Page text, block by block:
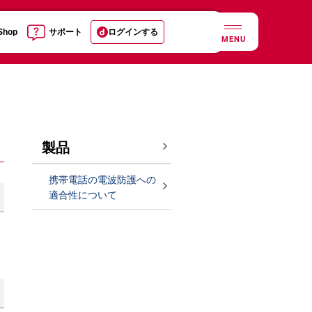
サポート ログインする
MENU
製品
携帯電話の電波防護への
適合性について